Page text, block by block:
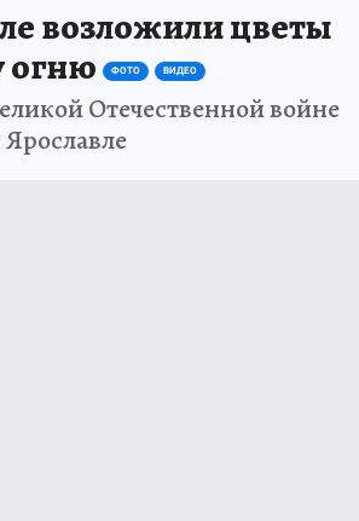
возложили цветы
огню
ФОТО ВИДЕО
Отечественной войне